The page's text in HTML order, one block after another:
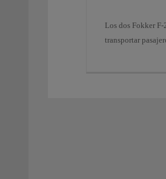
Los dos Fokker
transportar